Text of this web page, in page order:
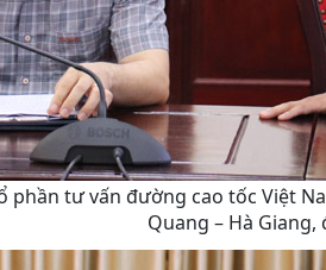
phần tư vấn đường cao tốc Việt
Quang – Hà